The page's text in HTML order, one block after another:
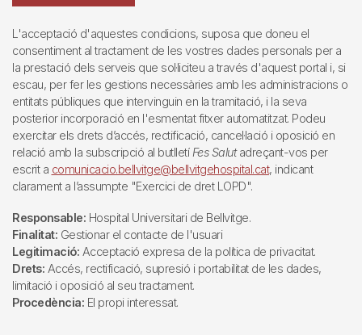
L'acceptació d'aquestes condicions, suposa que doneu el
consentiment al tractament de les vostres dades personals per a
la prestació dels serveis que sol·liciteu a través d'aquest portal i, si
escau, per fer les gestions necessàries amb les administracions o
entitats públiques que intervinguin en la tramitació, i la seva
posterior incorporació en l'esmentat fitxer automatitzat. Podeu
exercitar els drets d’accés, rectificació, cancel·lació i oposició en
relació amb la subscripció al butlletí Fes Salutadreçant-vos per
escrit a comunicacio.bellvitge@bellvitgehospital.cat, indicant
clarament a l’assumpte "Exercici de dret LOPD".
Responsable: Hospital Universitari de Bellvitge.
Finalitat: Gestionar el contacte de l'usuari
Legitimació: Acceptació expresa de la política de privacitat.
Drets: Accés, rectificació, supresió i portabilitat de les dades,
limitació i oposició al seu tractament.
Procedència: El propi interessat.